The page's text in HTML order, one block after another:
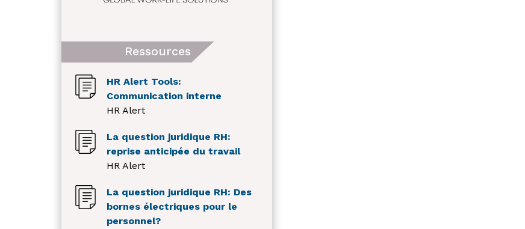
Ressources
HR Alert Tools:
Communication interne
HR Alert
La question juridique RH:
reprise anticipée du travail
HR Alert
La question juridique RH: Des
bornes électriques pour le
personnel?